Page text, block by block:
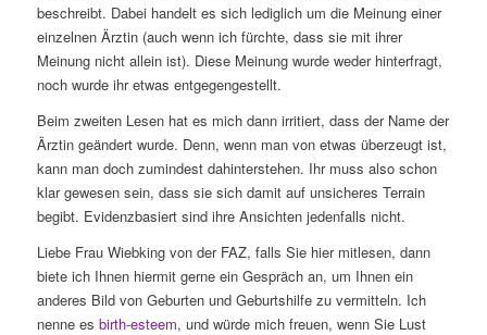
beschreibt. Dabei handelt es sich lediglich um die Meinung einer
einzelnen Ärztin (auch wenn ich fürchte, dass sie mit ihrer
Meinung nicht allein ist). Diese Meinung wurde weder hinterfragt,
noch wurde ihr etwas entgegengestellt.
Beim zweiten Lesen hat es mich dann irritiert, dass der Name der
Ärztin geändert wurde. Denn, wenn man von etwas überzeugt ist,
kann man doch zumindest dahinterstehen. Ihr muss also schon
klar gewesen sein, dass sie sich damit auf unsicheres Terrain
begibt. Evidenzbasiert sind ihre Ansichten jedenfalls nicht.
Liebe Frau Wiebking von der FAZ, falls Sie hier mitlesen, dann
biete ich Ihnen hiermit gerne ein Gespräch an, um Ihnen ein
anderes Bild von Geburten und Geburtshilfe zu vermitteln. Ich
nenne es birth-esteem, und würde mich freuen, wenn Sie Lust